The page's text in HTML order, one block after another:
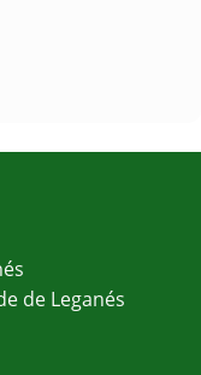
de Leganés